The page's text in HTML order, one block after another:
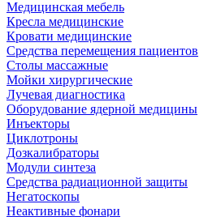
Медицинская мебель
Кресла медицинские
Кровати медицинские
Средства перемещения пациентов
Столы массажные
Мойки хирургические
Лучевая диагностика
Оборудование ядерной медицины
Инъекторы
Циклотроны
Дозкалибраторы
Модули синтеза
Средства радиационной защиты
Негатоскопы
Неактивные фонари